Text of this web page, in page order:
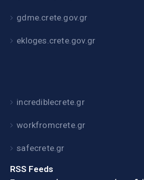
gdme.crete.gov.gr
ekloges.crete.gov.gr
incrediblecrete.gr
workfromcrete.gr
safecrete.gr
RSS Feeds